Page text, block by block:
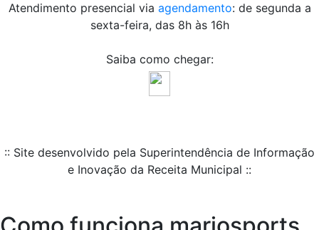
Atendimento presencial via agendamento: de segunda a
sexta-feira, das 8h às 16h
Saiba como chegar:
:: Site desenvolvido pela Superintendência de Informação
e Inovação da Receita Municipal ::